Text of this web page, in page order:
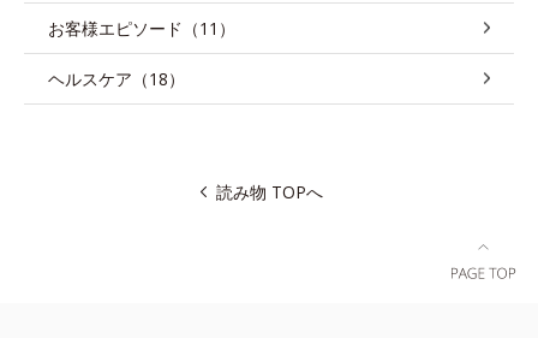
お客様エピソード（11）
ヘルスケア（18）
読み物 TOPへ